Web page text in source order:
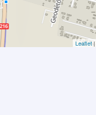
Leaflet |